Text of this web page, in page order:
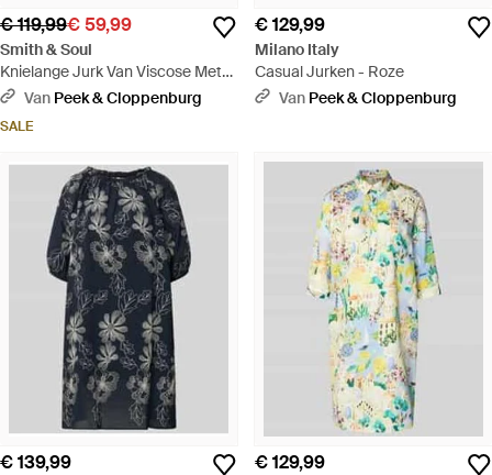
€ 119,99€ 59,99
Smith & Soul
Knielange Jurk Van Viscose Met
All-over Motief - Blauw
Van Peek & Cloppenburg
SALE
€ 129,99
Milano Italy
Casual Jurken - Roze
Van Peek & Cloppenburg
€ 139,99 € 129,99